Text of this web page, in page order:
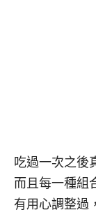
吃過一次之後
而且每一種組
有用心調整過